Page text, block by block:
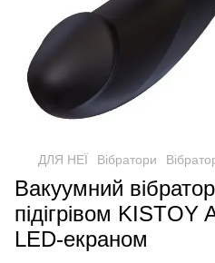
ДЛЯ НЕЇ Вібратори
Вакуумний
підігрівом
LED-екраном